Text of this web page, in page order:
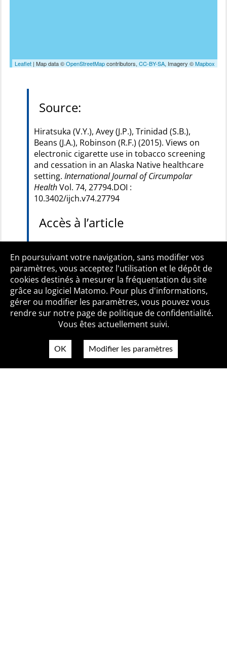
Leaflet | Map data ©OpenStreetMapcontributors, CC-BY-SA, Imagery ©Mapbox
Source:
Hiratsuka (V.Y.), Avey (J.P.), Trinidad (S.B.),
Beans (J.A.), Robinson (R.F.) (2015). Views on
electronic cigarette use in tobacco screening
and cessation in an Alaska Native healthcare
setting. International Journal of Circumpolar
HealthVol. 74, 27794.DOI :
10.3402/ijch.v74.27794
Accès à l’article
Qui sommes-nous ? Mentions légales
Accessibilité
Politique de confidentialité
Contact
En poursuivant votre navigation, sans modifier vos
paramètres, vous acceptez l'utilisation et le dépôt de
cookies destinés à mesurer la fréquentation du site
grâce au logiciel Matomo. Pour plus d'informations,
gérer ou modifier les paramètres, vous pouvez vous
rendre sur notre page de politique de confidentialité.
Vous êtes actuellement suivi.
OK Modifier les paramètres